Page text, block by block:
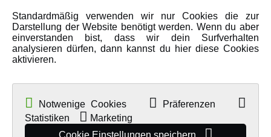
Malinos - Die kreative Seite von Amewi
Werden Sie Amewi Händler
Amewi B2B-Shop
Standardmäßig verwenden wir nur Cookies die zur
Darstellung der Website benötigt werden. Wenn du aber
einverstanden bist, dass wir dein Surfverhalten
analysieren dürfen, dann kannst du hier diese Cookies
aktivieren.
Notwenige Cookies
Präferenzen
Statistiken
Marketing
Cookie Einstellungen speichern